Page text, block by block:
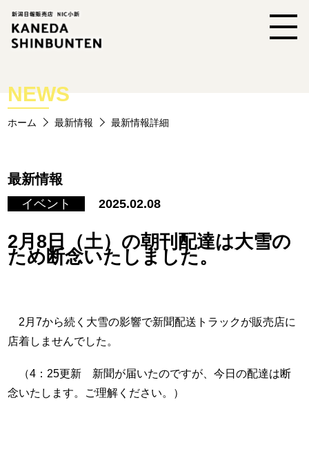
NEWS
ホーム 最新情報 最新情報詳細
最新情報
イベント 2025.02.08
2月8日（土）の朝刊配達は大雪の
ため断念いたしました。
2月7から続く大雪の影響で新聞配送トラックが販売店に
店着しませんでした。
（4：25更新 新聞が届いたのですが、今日の配達は断
念いたします。ご理解ください。）